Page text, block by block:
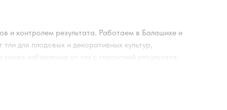
и контролем результата. Работаем в Балашихе и
для плодовых и декоративных культур,
избавление от тли с гарантией результата.
— обычно специалист приезжает в течение 90
и повысить результат. Организация